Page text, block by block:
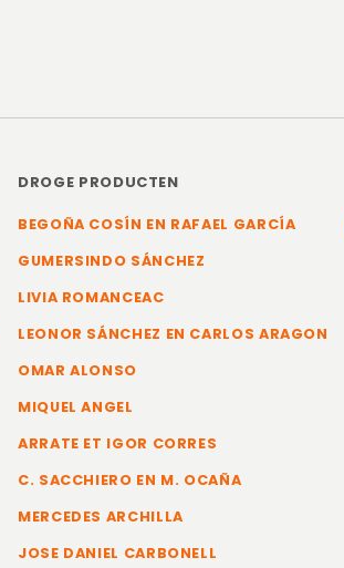
DROGE PRODUCTEN
BEGOÑA COSÍN EN RAFAEL GARCÍA
GUMERSINDO SÁNCHEZ
LIVIA ROMANCEAC
LEONOR SÁNCHEZ EN CARLOS ARAGON
OMAR ALONSO
MIQUEL ANGEL
ARRATE ET IGOR CORRES
C. SACCHIERO EN M. OCAÑA
MERCEDES ARCHILLA
JOSE DANIEL CARBONELL